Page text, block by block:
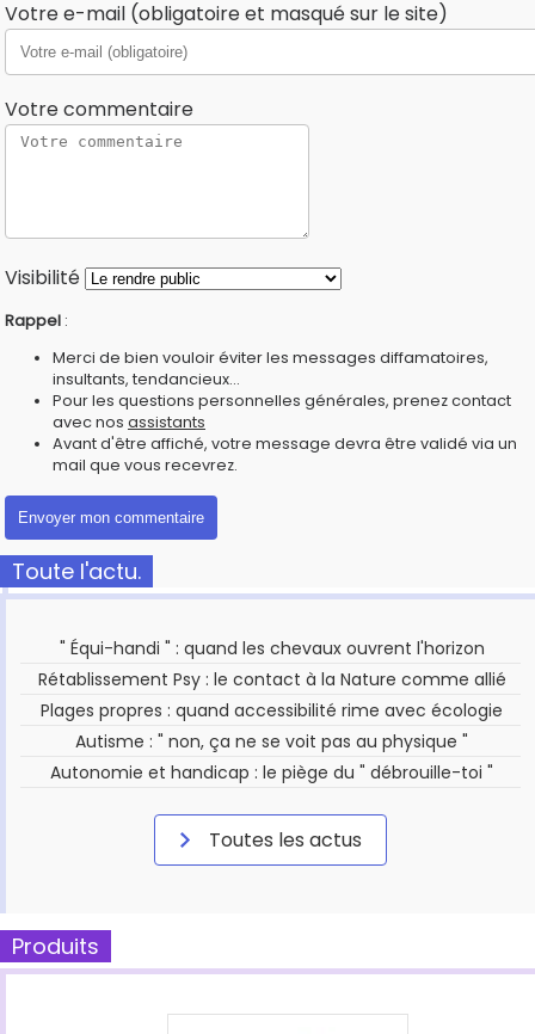
Votre e-mail (obligatoire et masqué sur le site)
Votre commentaire
Visibilité
Rappel :
Merci de bien vouloir éviter les messages diffamatoires,
insultants, tendancieux...
Pour les questions personnelles générales, prenez contact
avec nos assistants
Avant d'être affiché, votre message devra être validé via un
mail que vous recevrez.
Toute l'actu.
" Équi-handi " : quand les chevaux ouvrent l'horizon
Rétablissement Psy : le contact à la Nature comme allié
Plages propres : quand accessibilité rime avec écologie
Autisme : " non, ça ne se voit pas au physique "
Autonomie et handicap : le piège du " débrouille-toi "
Toutes les actus
Produits